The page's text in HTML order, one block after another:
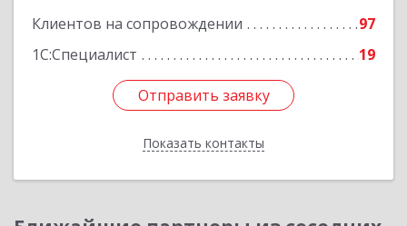
Клиентов на сопровождении
97
1С:Специалист
19
Отправить заявку
Показать контакты
Отправить заявку
Назад